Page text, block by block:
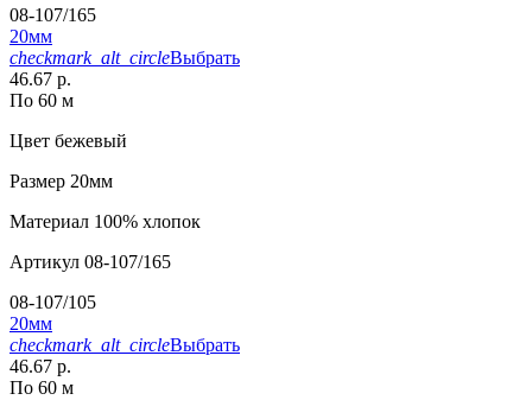
08-107/165
20мм
checkmark_alt_circleВыбрать
46.67 р.
По 60 м
Цвет бежевый
Размер 20мм
Материал 100% хлопок
Артикул 08-107/165
08-107/105
20мм
checkmark_alt_circleВыбрать
46.67 р.
По 60 м